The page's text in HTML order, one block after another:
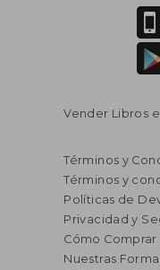
S/
Vender Libros
Términos y
Términos y
Políticas de
Privacidad y
Cómo Comprar
Nuestras